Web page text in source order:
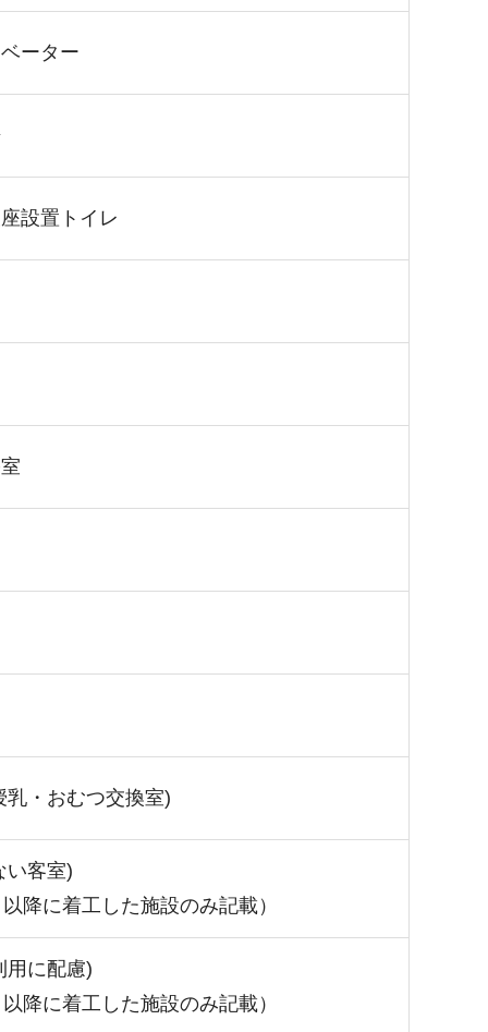
ーター
設置トイレ
・おむつ交換室)
い客室)
降に着工した施設のみ記載）
用に配慮)
降に着工した施設のみ記載）